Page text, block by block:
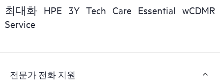
제품과 그 상호 작용 방식을 인지하여 더 쉽게 자산을 관
리할 수 있습니다. 새로운 셀프 서비스 툴을 활용하여 고
객은 지원 인시던트를 열지 않고도 특정 활동을 수행할
Tech Care 서비스는 엣지부터 클라우드까지 우수한 운영
세스를 제공합니다.
최대화 HPE 3Y Tech Care Essential wCDMR
Service
전문가 전화 지원